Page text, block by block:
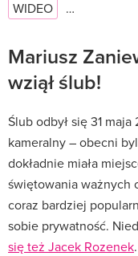
WIDEO …
Mariusz
wziął ślub!
Ślub odbył się 31
kameralny – obecni
dokładnie miała
świętowania ważnych
coraz bardziej
sobie prywatność.
się też Jacek Rozenek